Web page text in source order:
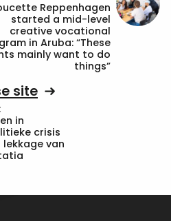
Reppenhagen
started a mid-level
creative vocational
in Aruba: “These
mainly want to do
things”
site
in
crisis
lekkage van